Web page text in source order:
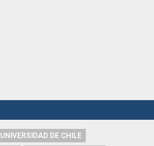
UNIVERSIDAD DE CHILE